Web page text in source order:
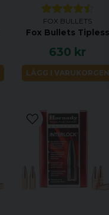
FOX BULLETS
Fox Bullets Tipless
630 kr
LÄGG I VARUKORGEN